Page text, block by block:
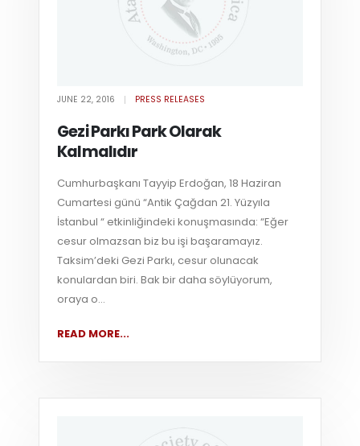
JUNE 22, 2016 PRESS RELEASES
Gezi Parkı Park Olarak
Kalmalıdır
Cumhurbaşkanı Tayyip Erdoğan, 18 Haziran
Cumartesi günü “Antik Çağdan 21. Yüzyıla
İstanbul “ etkinliğindeki konuşmasında: “Eğer
cesur olmazsan biz bu işi başaramayız.
Taksim’deki Gezi Parkı, cesur olunacak
konulardan biri. Bak bir daha söylüyorum,
oraya o...
READ MORE...